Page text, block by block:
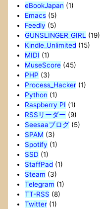
eBookJapan (1)
Emacs(5)
Feedly (5)
GUNSLINGER_GIRL
(19)
Kindle_Unlimited(15)
MIDI (1)
MuseScore(45)
PHP (3)
Process_Hacker(1)
Python (1)
Raspberry PI (1)
RSSリーダー (9)
Seesaaブログ(5)
SPAM (3)
Spotify (1)
SSD (1)
StaffPad(1)
Steam (3)
Telegram (1)
TT-RSS (8)
Twitter(1)